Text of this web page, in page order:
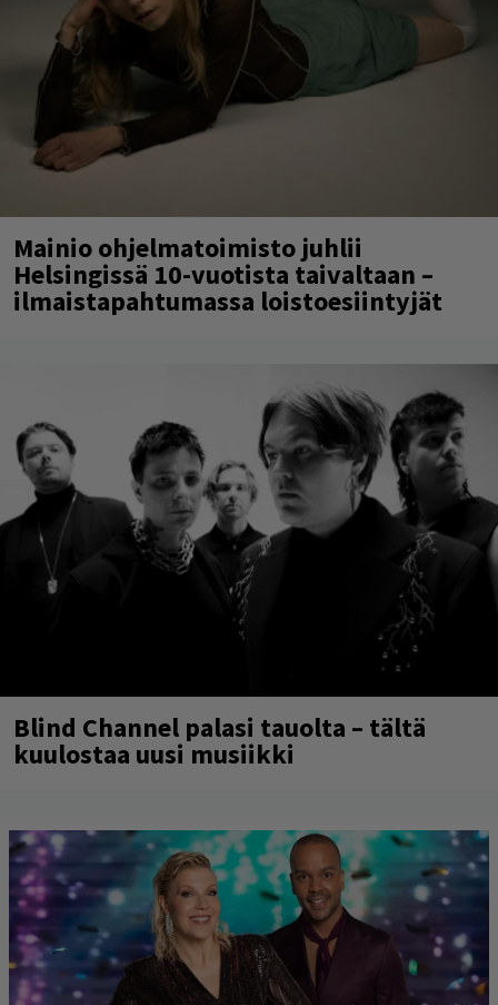
Mainio ohjelmatoimisto juhlii
Helsingissä 10-vuotista taivaltaan –
ilmaistapahtumassa loistoesiintyjät
Blind Channel palasi tauolta – tältä
kuulostaa uusi musiikki